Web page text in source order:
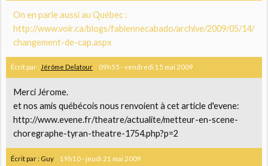
On en parle aussi au Québec :
http://www.voir.ca/blogs/fabiennecabado/archive/2009/05/14/
changement-de-cap.aspx
Écrit par : Jérôme Delatour 09h55 -vendredi 15 mai 2009
Merci Jérome.
et nos amis québécois nous renvoient à cet article d'evene:
http://www.evene.fr/theatre/actualite/metteur-en-scene-
choregraphe-tyran-theatre-1754.php?p=2
Écrit par : Guy 19h10-jeudi 21 mai 2009